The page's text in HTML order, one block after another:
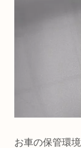
お車の保管環